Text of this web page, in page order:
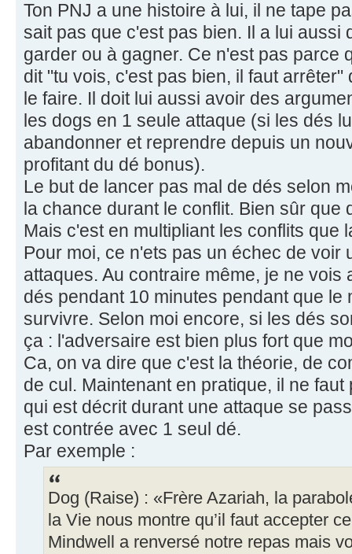
Ton PNJ a une histoire à lui, il ne tape
sait pas que c'est pas bien. Il a lui aussi
garder ou à gagner. Ce n'est pas parce
dit "tu vois, c'est pas bien, il faut
le faire. Il doit lui aussi avoir des
les dogs en 1 seule attaque (si les dés
abandonner et reprendre depuis un
profitant du dé bonus).
Le but de lancer pas mal de dés selon
la chance durant le conflit. Bien sûr que
Mais c'est en multipliant les conflits que
Pour moi, ce n'ets pas un échec de voir
attaques. Au contraire même, je ne
dés pendant 10 minutes pendant que le
survivre. Selon moi encore, si les dés
ça : l'adversaire est bien plus fort que
Ca, on va dire que c'est la théorie, de
de cul. Maintenant en pratique, il ne
qui est décrit durant une attaque se
est contrée avec 1 seul dé.
Par exemple :
Dog (Raise) : «Frère Azariah, la
la Vie nous montre qu’il faut accepter
Mindwell a renversé notre repas mais